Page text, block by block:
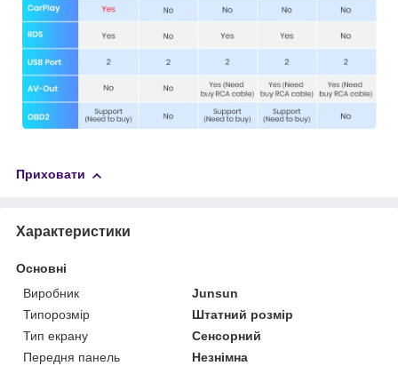
Приховати
Характеристики
Основні
Виробник
Junsun
Типорозмір
Штатний розмір
Тип екрану
Сенсорний
Передня панель
Незнімна